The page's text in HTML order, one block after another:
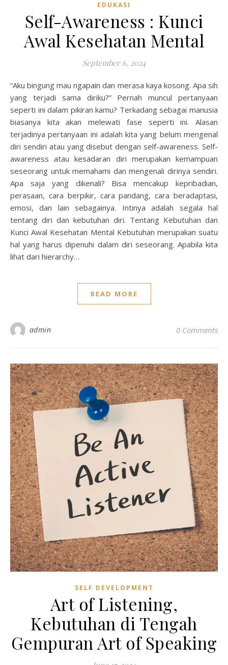
EDUKASI
Self-Awareness : Kunci
Awal Kesehatan Mental
September 6, 2024
“Aku bingung mau ngapain dan merasa kaya kosong. Apa sih
yang terjadi sama diriku?” Pernah muncul pertanyaan
seperti ini dalam pikiran kamu? Terkadang sebagai manusia
biasanya kita akan melewati fase seperti ini. Alasan
terjadinya pertanyaan ini adalah kita yang belum mengenal
diri sendiri atau yang disebut dengan self-awareness. Self-
awareness atau kesadaran diri merupakan kemampuan
seseorang untuk memahami dan mengenali dirinya sendiri.
Apa saja yang dikenali? Bisa mencakup kepribadian,
perasaan, cara berpikir, cara pandang, cara beradaptasi,
emosi, dan lain sebagainya. Intinya adalah segala hal
tentang diri dan kebutuhan diri. Tentang Kebutuhan dan
Kunci Awal Kesehatan Mental Kebutuhan merupakan suatu
hal yang harus dipenuhi dalam diri seseorang. Apabila kita
lihat dari hierarchy…
READ MORE
admin 0 Comments
SELF DEVELOPMENT
Art of Listening,
Kebutuhan di Tengah
Gempuran Art of Speaking